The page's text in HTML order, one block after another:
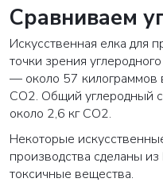
Сравниваем
Искусственная елка для
точки зрения
— около 57 килограммов
CO2. Общий углеродный
около 2,6 кг CO2.
Некоторые
производства сделаны
токсичные вещества.